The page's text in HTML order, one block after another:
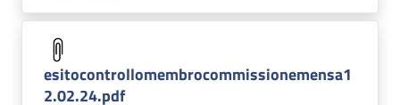
esitocontrollomembrocommissionemensa1
2.02.24.pdf